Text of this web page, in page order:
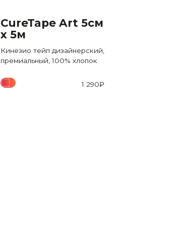
CureTape Art 5см
x 5м
Кинезио тейп дизайнерский,
премиальный, 100% хлопок
1 290₽